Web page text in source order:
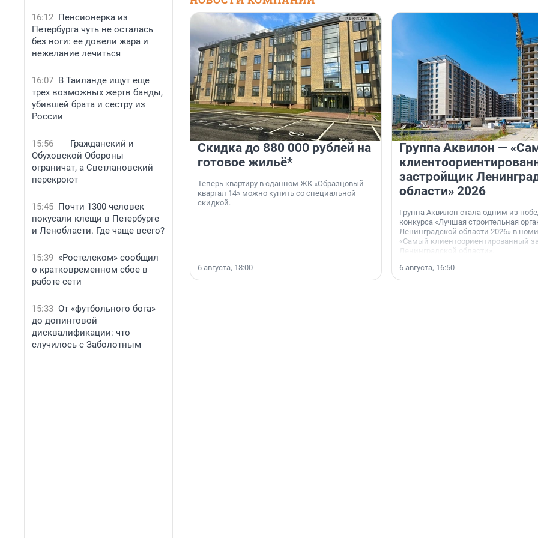
16:12 Пенсионерка из
Петербурга чуть не осталась
без ноги: ее довели жара и
нежелание лечиться
16:07 В Таиланде ищут еще
трех возможных жертв банды,
убившей брата и сестру из
России
15:56
Гражданский и
Обуховской Обороны
ограничат, а Светлановский
перекроют
15:45 Почти 1300 человек
покусали клещи в Петербурге
и Ленобласти. Где чаще всего?
15:39 «Ростелеком» сообщил
о кратковременном сбое в
работе сети
15:33 От «футбольного бога»
до допинговой
дисквалификации: что
случилось с Заболотным
Скидка до 880 000 рублей на
готовое жильё*
Теперь квартиру в сданном ЖК «Образцовый
квартал 14» можно купить со специальной
скидкой.
6 августа, 18:00
Группа Аквилон —
застройщик
области» 2026
Группа Аквилон стала одним из
конкурса «Лучшая строительная
Ленинградской области 2026» в
«Самый клиентоориентированный
Ленинградской области».
6 августа, 16:50